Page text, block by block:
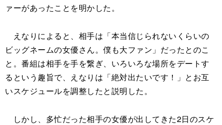
ァーがあったことを明かした。
えなりによると、相手は「本当信じられないくらいの
ビッグネームの女優さん。僕も大ファン」だったとのこ
と。番組は相手を手を繋ぎ、いろいろな場所をデートす
るという趣旨で、えなりは「絶対出たいです！」とお互
いスケジュールを調整したと説明した。
しかし、多忙だった相手の女優が出してきた2日のスケ